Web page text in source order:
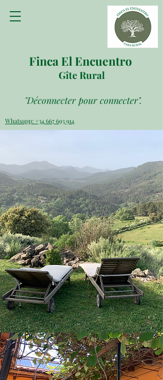
Whatsapp: +34 667 693 914
Finca El Encuentro
Gîte Rural
"Déconnecter pour connecter".